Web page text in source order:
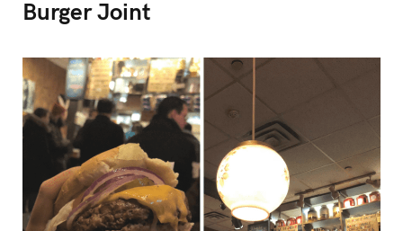
Burger Joint